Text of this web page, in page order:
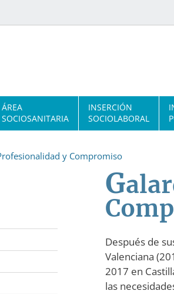
ÁREA
SOCIOSANITARIA
INSERCIÓN
SOCIOLABORAL
y Compromiso
G
Después de
Valenciana
2017 en
las